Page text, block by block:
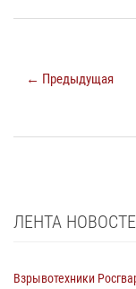
← Предыдущая
ЛЕНТА
Взрывотехники